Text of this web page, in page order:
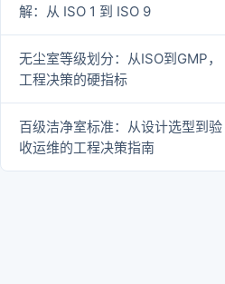
解：从 ISO 1 到 ISO 9
无尘室等级划分：从ISO到GMP，
工程决策的硬指标
百级洁净室标准：从设计选型到验
收运维的工程决策指南